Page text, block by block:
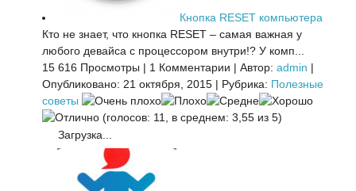
Кнопка RESET компьютера
Кто не знает, что кнопка RESET – самая важная у
любого девайса с процессором внутри!? У комп...
15 616 Просмотры | 1 Комментарии | Автор: admin |
Опубликовано: 21 октября, 2015 | Рубрика: Полезные
советы
(голосов: 11, в среднем: 3,55 из 5)
Загрузка...